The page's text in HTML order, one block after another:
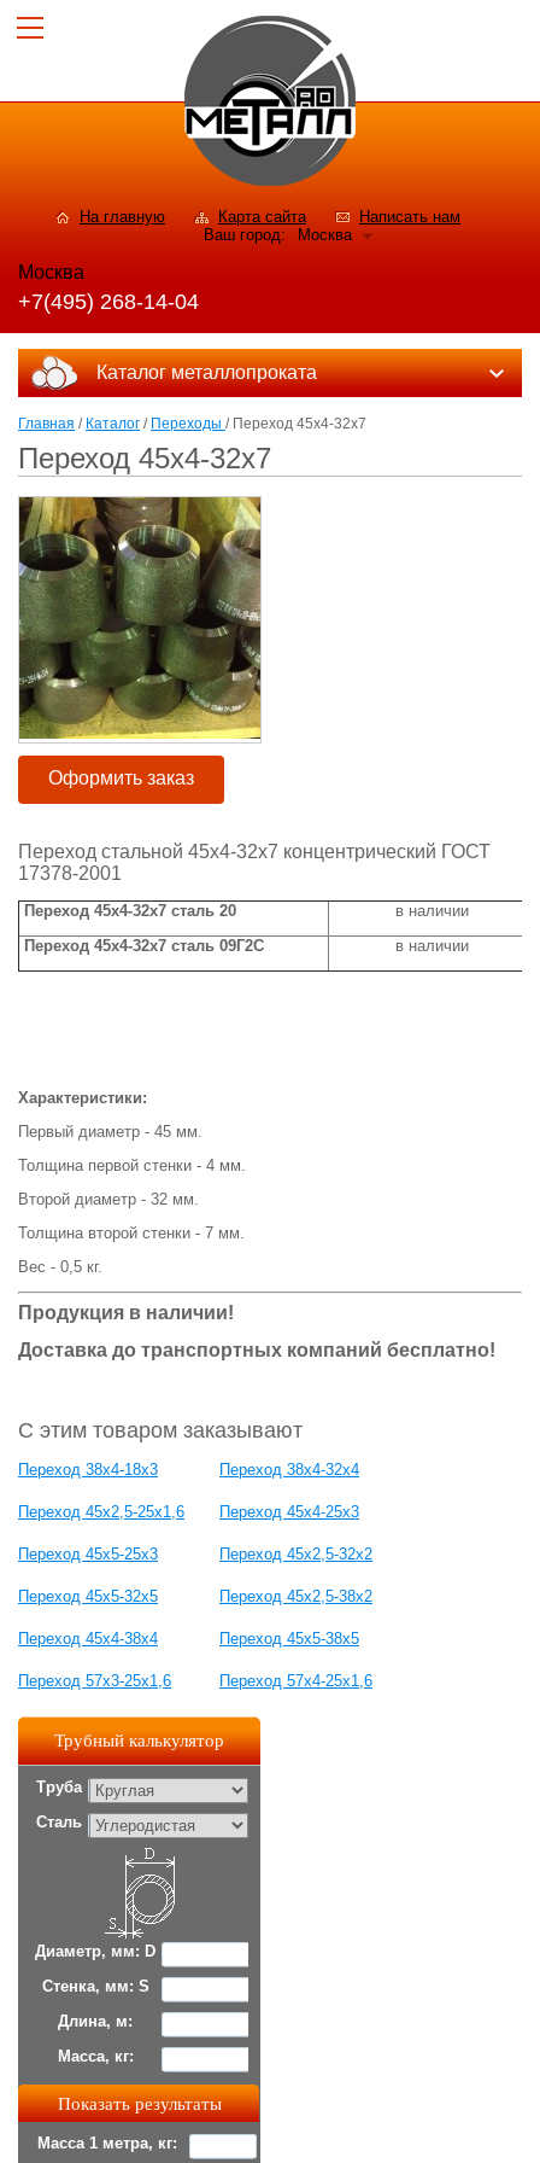
На главную Карта сайта
Написать нам
Ваш город:
Москва
Москва
+7(495) 268-14-04
Каталог металлопроката
Главная / Каталог / Переходы / Переход 45х4-32х7
Переход 45х4-32х7
Оформить заказ
Переход стальной 45х4-32х7 концентрический ГОСТ
17378-2001
Переход 45х4-32х7 сталь 20
в наличии
Переход 45х4-32х7 сталь 09Г2С
в наличии
Характеристики:
Первый диаметр - 45 мм.
Толщина первой стенки - 4 мм.
Второй диаметр - 32 мм.
Толщина второй стенки - 7 мм.
Вес - 0,5 кг.
Продукция в наличии!
Доставка до транспортных компаний бесплатно!
С этим товаром заказывают
Переход 38х4-18х3 Переход 38х4-32х4
Переход 45х2,5-25х1,6 Переход 45х4-25х3
Переход 45х5-25х3 Переход 45х2,5-32х2
Переход 45х5-32х5 Переход 45х2,5-38х2
Переход 45х4-38х4 Переход 45х5-38х5
Переход 57х3-25х1,6 Переход 57х4-25х1,6
Трубный калькулятор
Труба
Сталь
Диаметр, мм: D
Стенка, мм: S
Длина, м:
Масса, кг:
Масса 1 метра, кг: